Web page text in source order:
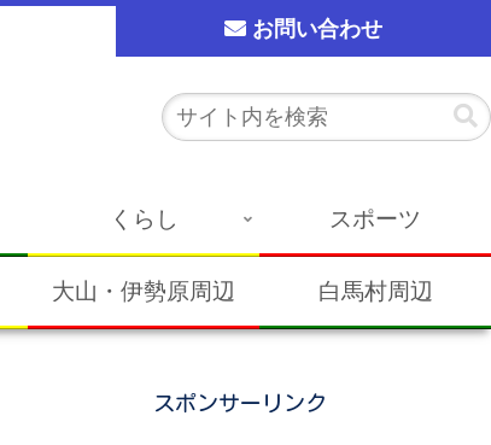
お問い合わせ
くらし スポーツ
大山・伊勢原周辺 白馬村周辺
スポンサーリンク